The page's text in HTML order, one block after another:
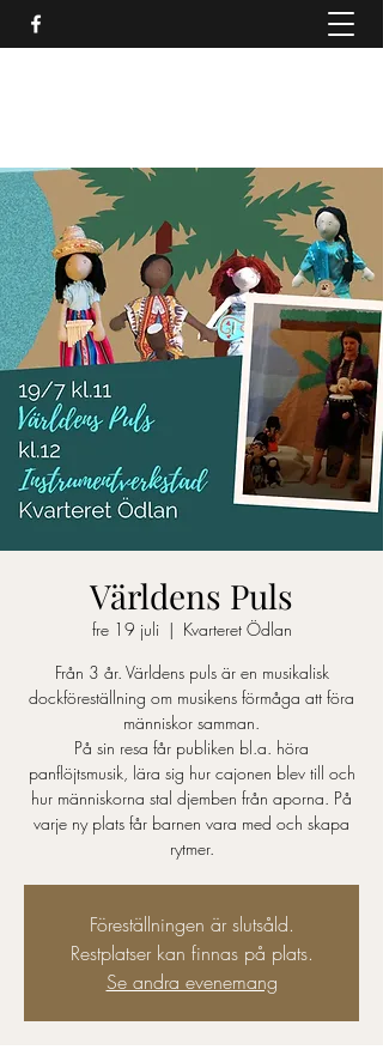
Världens Puls
fre 19 juli
  |
Kvarteret Ödlan
Från 3 år. Världens puls är en musikalisk
dockföreställning om musikens förmåga att föra
människor samman.
På sin resa får publiken bl.a. höra
panflöjtsmusik, lära sig hur cajonen blev till och
hur människorna stal djemben från aporna. På
varje ny plats får barnen vara med och skapa
rytmer.
Föreställningen är slutsåld.
Restplatser kan finnas på plats.
Se andra evenemang